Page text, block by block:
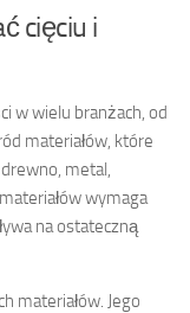
cięciu i
w wielu branżach, od
materiałów, które
metal,
wymaga
na ostateczną
materiałów. Jego